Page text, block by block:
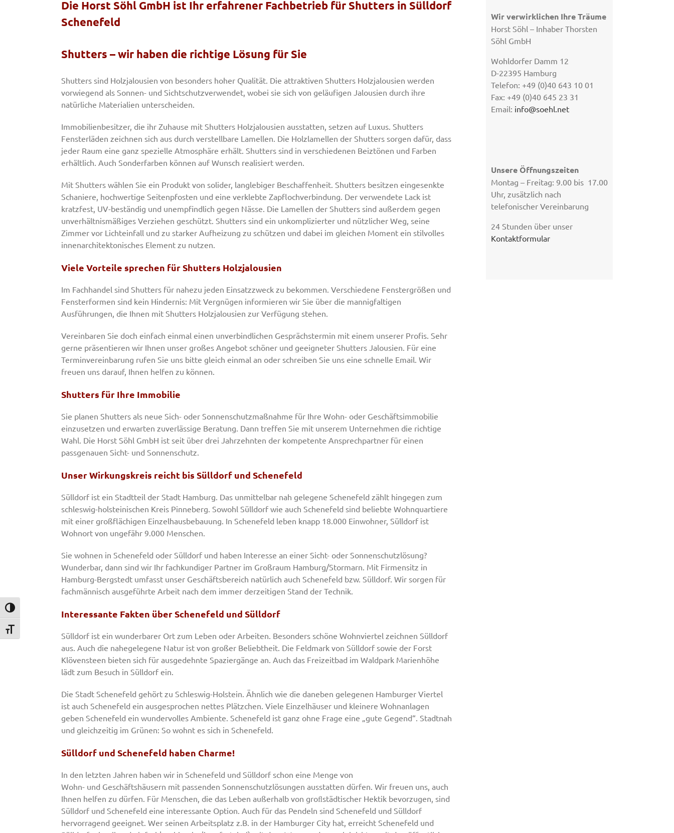
Umschalten auf hohe Kontraste
Schrift vergrößern
Die Horst Söhl GmbH ist Ihr erfahrener Fachbetrieb für Shutters in Sülldorf
Schenefeld
Shutters – wir haben die richtige Lösung für Sie
Shutters sind Holzjalousien von besonders hoher Qualität. Die attraktiven Shutters Holzjalousien werden
vorwiegend als Sonnen- und Sichtschutzverwendet, wobei sie sich von geläufigen Jalousien durch ihre
natürliche Materialien unterscheiden.
Immobilienbesitzer, die ihr Zuhause mit Shutters Holzjalousien ausstatten, setzen auf Luxus. Shutters
Fensterläden zeichnen sich aus durch verstellbare Lamellen. Die Holzlamellen der Shutters sorgen dafür, dass
jeder Raum eine ganz spezielle Atmosphäre erhält. Shutters sind in verschiedenen Beiztönen und Farben
erhältlich. Auch Sonderfarben können auf Wunsch realisiert werden.
Mit Shutters wählen Sie ein Produkt von solider, langlebiger Beschaffenheit. Shutters besitzen eingesenkte
Schaniere, hochwertige Seitenpfosten und eine verklebte Zapflochverbindung. Der verwendete Lack ist
kratzfest, UV-beständig und unempfindlich gegen Nässe. Die Lamellen der Shutters sind außerdem gegen
unverhältnismäßiges Verziehen geschützt. Shutters sind ein unkomplizierter und nützlicher Weg, seine
Zimmer vor Lichteinfall und zu starker Aufheizung zu schützen und dabei im gleichen Moment ein stilvolles
innenarchitektonisches Element zu nutzen.
Viele Vorteile sprechen für Shutters Holzjalousien
Im Fachhandel sind Shutters für nahezu jeden Einsatzzweck zu bekommen. Verschiedene Fenstergrößen und
Fensterformen sind kein Hindernis: Mit Vergnügen informieren wir Sie über die mannigfaltigen
Ausführungen, die Ihnen mit Shutters Holzjalousien zur Verfügung stehen.
Vereinbaren Sie doch einfach einmal einen unverbindlichen Gesprächstermin mit einem unserer Profis. Sehr
gerne präsentieren wir Ihnen unser großes Angebot schöner und geeigneter Shutters Jalousien. Für eine
Terminvereinbarung rufen Sie uns bitte gleich einmal an oder schreiben Sie uns eine schnelle Email. Wir
freuen uns darauf, Ihnen helfen zu können.
Shutters für Ihre Immobilie
Sie planen Shutters als neue Sich- oder Sonnenschutzmaßnahme für Ihre Wohn- oder Geschäftsimmobilie
einzusetzen und erwarten zuverlässige Beratung. Dann treffen Sie mit unserem Unternehmen die richtige
Wahl. Die Horst Söhl GmbH ist seit über drei Jahrzehnten der kompetente Ansprechpartner für einen
passgenauen Sicht- und Sonnenschutz.
Unser Wirkungskreis reicht bis Sülldorf und Schenefeld
Sülldorf ist ein Stadtteil der Stadt Hamburg. Das unmittelbar nah gelegene Schenefeld zählt hingegen zum
schleswig-holsteinischen Kreis Pinneberg. Sowohl Sülldorf wie auch Schenefeld sind beliebte Wohnquartiere
mit einer großflächigen Einzelhausbebauung. In Schenefeld leben knapp 18.000 Einwohner, Sülldorf ist
Wohnort von ungefähr 9.000 Menschen.
Sie wohnen in Schenefeld oder Sülldorf und haben Interesse an einer Sicht- oder Sonnenschutzlösung?
Wunderbar, dann sind wir Ihr fachkundiger Partner im Großraum Hamburg/Stormarn. Mit Firmensitz in
Hamburg-Bergstedt umfasst unser Geschäftsbereich natürlich auch Schenefeld bzw. Sülldorf. Wir sorgen für
fachmännisch ausgeführte Arbeit nach dem immer derzeitigen Stand der Technik.
Interessante Fakten über Schenefeld und Sülldorf
Sülldorf ist ein wunderbarer Ort zum Leben oder Arbeiten. Besonders schöne Wohnviertel zeichnen Sülldorf
aus. Auch die nahegelegene Natur ist von großer Beliebtheit. Die Feldmark von Sülldorf sowie der Forst
Klövensteen bieten sich für ausgedehnte Spaziergänge an. Auch das Freizeitbad im Waldpark Marienhöhe
lädt zum Besuch in Sülldorf ein.
Die Stadt Schenefeld gehört zu Schleswig-Holstein. Ähnlich wie die daneben gelegenen Hamburger Viertel
ist auch Schenefeld ein ausgesprochen nettes Plätzchen. Viele Einzelhäuser und kleinere Wohnanlagen
geben Schenefeld ein wundervolles Ambiente. Schenefeld ist ganz ohne Frage eine „gute Gegend“. Stadtnah
und gleichzeitig im Grünen: So wohnt es sich in Schenefeld.
Sülldorf und Schenefeld haben Charme!
In den letzten Jahren haben wir in Schenefeld und Sülldorf schon eine Menge von
Wohn- und Geschäftshäusern mit passenden Sonnenschutzlösungen ausstatten dürfen. Wir freuen uns, auch
Ihnen helfen zu dürfen. Für Menschen, die das Leben außerhalb von groﬂstädtischer Hektik bevorzugen, sind
Sülldorf und Schenefeld eine interessante Option. Auch für das Pendeln sind Schenefeld und Sülldorf
hervorragend geeignet. Wer seinen Arbeitsplatz z.B. in der Hamburger City hat, erreicht Schenefeld und
Wir verwirklichen Ihre Träume
Horst Söhl – Inhaber Thorsten
Söhl GmbH
Wohldorfer Damm 12
D-22395 Hamburg
Telefon: +49 (0)40 643 10 01
Fax: +49 (0)40 645 23 31
Email: info@soehl.net
Unsere Öffnungszeiten
Montag – Freitag: 9.00 bis 17.00
Uhr, zusätzlich nach
telefonischer Vereinbarung
24 Stunden über unser
Kontaktformular